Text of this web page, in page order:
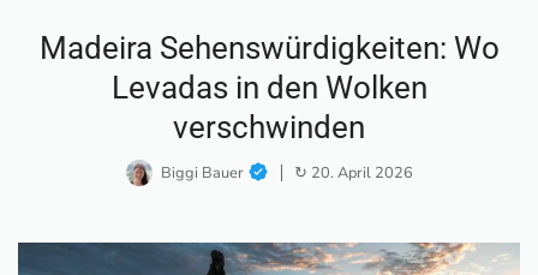
Madeira Sehenswürdigkeiten: Wo
Levadas in den Wolken
verschwinden
Biggi Bauer ↻ 20. April 2026